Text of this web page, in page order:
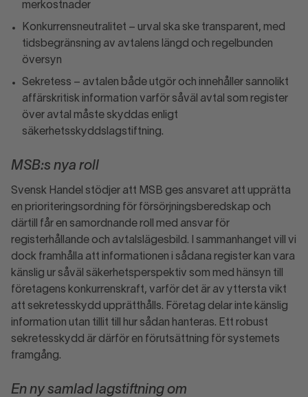
merkostnader
Konkurrensneutralitet – urval ska ske transparent, med
tidsbegränsning av avtalens längd och regelbunden
översyn
Sekretess – avtalen både utgör och innehåller sannolikt
affärskritisk information varför såväl avtal som register
över avtal måste skyddas enligt
säkerhetsskyddslagstiftning.
MSB:s nya roll
Svensk Handel stödjer att MSB ges ansvaret att upprätta
en prioriteringsordning för försörjningsberedskap och
därtill får en samordnande roll med ansvar för
registerhållande och avtalslägesbild. I sammanhanget vill vi
dock framhålla att informationen i sådana register kan vara
känslig ur såväl säkerhetsperspektiv som med hänsyn till
företagens konkurrenskraft, varför det är av yttersta vikt
att sekretesskydd upprätthålls. Företag delar inte känslig
information utan tillit till hur sådan hanteras. Ett robust
sekretesskydd är därför en förutsättning för systemets
framgång.
En ny samlad lagstiftning om